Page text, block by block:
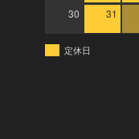
30 31
定休日